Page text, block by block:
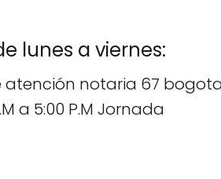
lunes a viernes:
atención notaria 67
a 5:00 P.M Jornada